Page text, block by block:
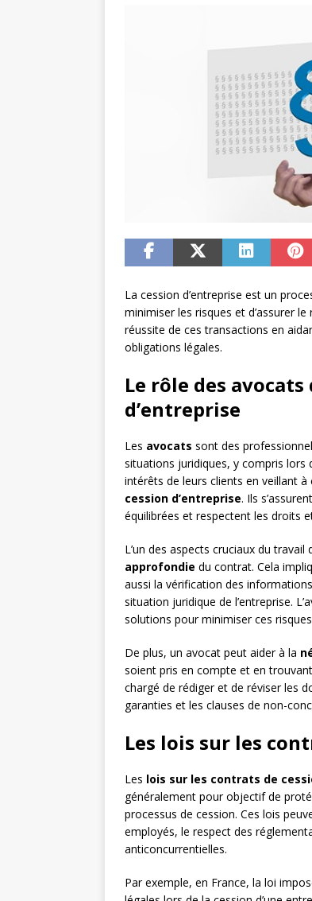
La cession d’entreprise est un
minimiser les risques et d’assurer
réussite de ces transactions en
obligations légales.
Le rôle des
d’entreprise
Les avocats sont des
situations juridiques, y compris lors
intérêts de leurs clients en veillant
cession d’entreprise. Ils
équilibrées et respectent les droits
L’un des aspects cruciaux du travail
approfondie du contrat. Cela
aussi la vérification des
situation juridique de l’entreprise.
solutions pour minimiser ces
De plus, un avocat peut aider à la
soient pris en compte et en
chargé de rédiger et de réviser les
garanties et les clauses de non-
Les lois sur les
Les lois sur les contrats de
généralement pour objectif de
processus de cession. Ces lois
employés, le respect des
anticoncurrentielles.
Par exemple, en France, la loi